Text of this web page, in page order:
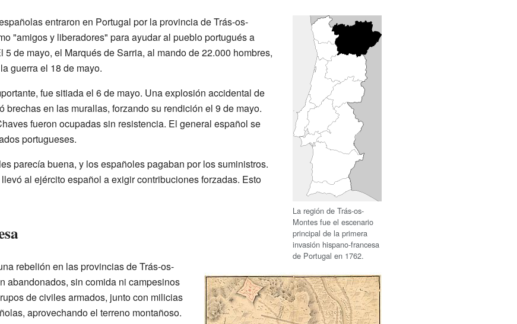
La región de Trás-os-
Montes fue el escenario
principal de la primera
invasión hispano-francesa
de Portugal en 1762.
entraron en Portugal por la provincia de Trás-os-
"amigos y liberadores" para ayudar al pueblo portugués a
de mayo, el Marqués de Sarria, al mando de 22.000 hombres,
guerra el 18 de mayo.
fue sitiada el 6 de mayo. Una explosión accidental de
brechas en las murallas, forzando su rendición el 9 de mayo.
fueron ocupadas sin resistencia. El general español se
portugueses.
parecía buena, y los españoles pagaban por los suministros.
al ejército español a exigir contribuciones forzadas. Esto
rebelión en las provincias de Trás-os-
abandonados, sin comida ni campesinos
de civiles armados, junto con milicias
aprovechando el terreno montañoso.